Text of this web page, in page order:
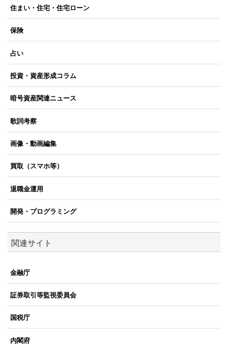
住まい・住宅・住宅ローン
保険
占い
投資・資産形成コラム
暗号資産関連ニュース
歌詞考察
画像・動画編集
買取（スマホ等）
退職金運用
開発・プログラミング
関連サイト
金融庁
証券取引等監視委員会
国税庁
内閣府